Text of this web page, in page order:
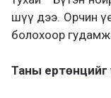
шүү дээ. Орчин
болохоор
Таны ертөнцийг